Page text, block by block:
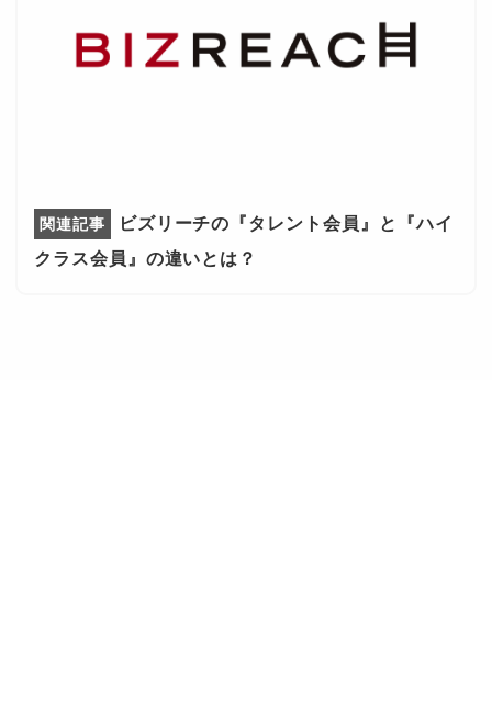
ビズリーチの『タレント会員』と『ハイ
クラス会員』の違いとは？